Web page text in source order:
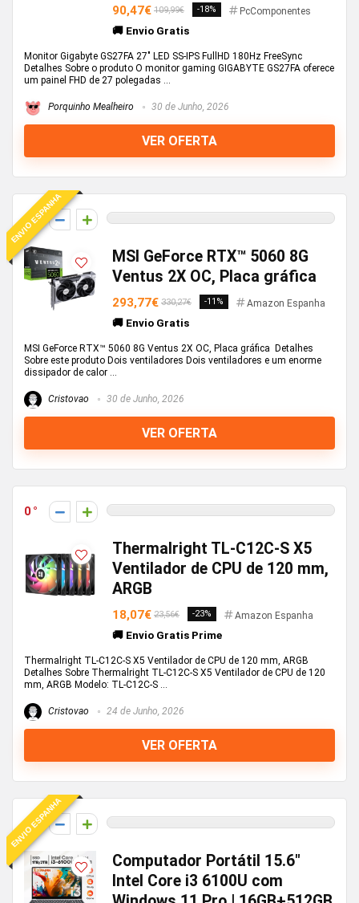
90,47€ 109,99€ -18% PcComponentes
🚚 Envio Gratis
Monitor Gigabyte GS27FA 27" LED SS-IPS FullHD 180Hz FreeSync
Detalhes Sobre o produto O monitor gaming GIGABYTE GS27FA oferece
um painel FHD de 27 polegadas ...
Porquinho Mealheiro 30 de Junho, 2026
VER OFERTA
ENVIO ESPANHA
0
MSI GeForce RTX™ 5060 8G
Ventus 2X OC, Placa gráfica
293,77€ 330,27€ -11% Amazon Espanha
🚚 Envio Gratis
MSI GeForce RTX™ 5060 8G Ventus 2X OC, Placa gráfica Detalhes
Sobre este produto Dois ventiladores Dois ventiladores e um enorme
dissipador de calor ...
Cristovao 30 de Junho, 2026
VER OFERTA
0
Thermalright TL-C12C-S X5
Ventilador de CPU de 120 mm,
ARGB
18,07€ 23,56€ -23% Amazon Espanha
🚚 Envio Gratis Prime
Thermalright TL-C12C-S X5 Ventilador de CPU de 120 mm, ARGB
Detalhes Sobre Thermalright TL-C12C-S X5 Ventilador de CPU de 120
mm, ARGB Modelo: TL-C12C-S ...
Cristovao 24 de Junho, 2026
VER OFERTA
ENVIO ESPANHA
0
Computador Portátil 15.6″
Intel Core i3 6100U com